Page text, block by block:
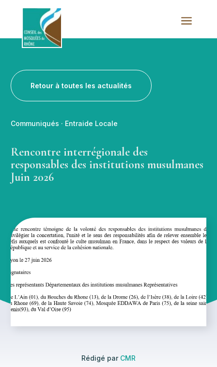
a
Retour à toutes les actualités
Communiqués · Entraide Locale
Rencontre interrégionale des
responsables des institutions musulmanes
Juin 2026
Rédigé par CMR